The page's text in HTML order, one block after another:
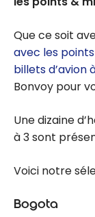
Que ce soit
avec les
billets d’avion
Bonvoy pour
Une dizaine
à 3 sont
Voici notre
Bogota